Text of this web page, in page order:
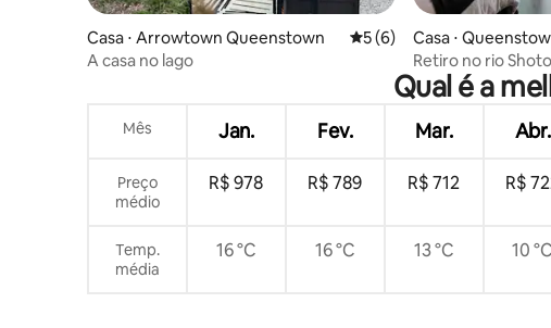
Casa ⋅ Arrowtown Queenstown 5 de uma avaliação média
5 (6)
A casa no lago
Casa ⋅
Retiro no rio
ar livre
Qual é a
Mês Jan. Fev. Mar. Abr.
Preço
médio
R$ 978 R$ 789 R$ 712 R$
Temp.
média
16 °C 16 °C 13 °C 10 °C